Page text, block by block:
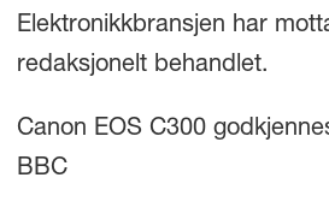
Elektronikkbransjen har
redaksjonelt behandlet.
Canon EOS C300
BBC